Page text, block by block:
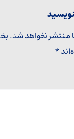
منتشر نخواهد شد.
*